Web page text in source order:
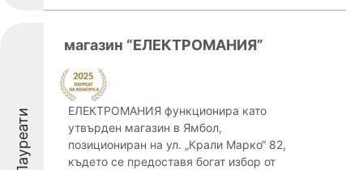
Лауреати
магазин “ЕЛЕКТРОМАНИЯ”
ЕЛЕКТРОМАНИЯ функционира като
утвърден магазин в Ямбол,
позициониран на ул. „Крали Марко“ 82,
където се предоставя богат избор от